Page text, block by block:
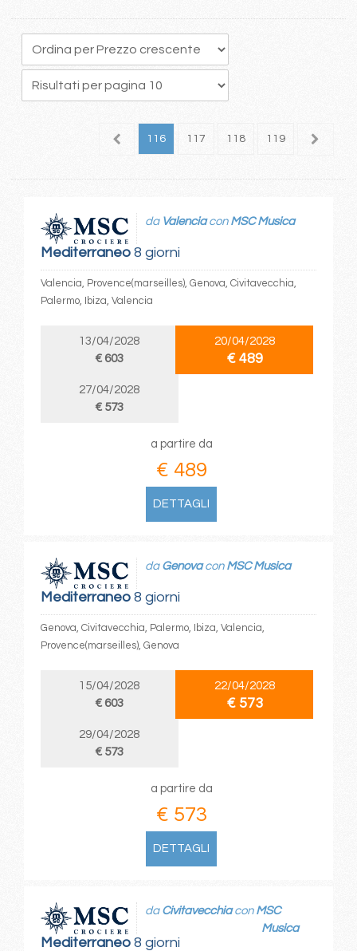
115 116 117 118 119 120
Mediterraneo8 giorni
da Valenciacon MSC Musica
Valencia, Provence(marseilles), Genova, Civitavecchia,
Palermo, Ibiza, Valencia
13/04/2028
€ 603
20/04/2028
€ 489
27/04/2028
€ 573
a partire da
€ 489
DETTAGLI
Mediterraneo8 giorni
da Genovacon MSC Musica
Genova, Civitavecchia, Palermo, Ibiza, Valencia,
Provence(marseilles), Genova
15/04/2028
€ 603
22/04/2028
€ 573
29/04/2028
€ 573
a partire da
€ 573
DETTAGLI
Mediterraneo8 giorni
da Civitavecchiacon MSC
Musica